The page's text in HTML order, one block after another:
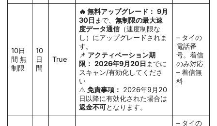
10日
間 無
制限
10
日
間
True
🔥 無料アップグレード： 9月
30日 まで、無制限の最大速
度データ通信（速度制限な
し）にアップグレードされま
す。
📌 アクティベーション期
限： 2026年9月20日 までに
スキャン/有効化してくださ
い
⚠️免責事項： 2026年9月20
日以降に有効化された場合は
返金不可となります。
– タイの
電話番
号。着信
のみ対応
– 着信無
料
– タイの